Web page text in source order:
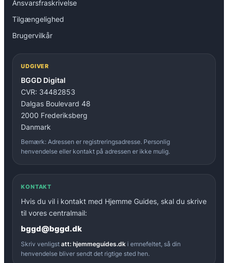
Ansvarsfraskrivelse
Tilgængelighed
Brugervilkår
UDGIVER
BGGD Digital
CVR: 34482853
Dalgas Boulevard 48
2000 Frederiksberg
Danmark
Bemærk: Adressen er registreringsadresse. Personlig
henvendelse eller kontakt på adressen er ikke mulig.
KONTAKT
Hvis du vil i kontakt med Hjemme Guides, skal du skrive
til vores centralmail:
bggd@bggd.dk
Skriv venligst att: hjemmeguides.dk i emnefeltet, så din
henvendelse bliver sendt det rigtige sted hen.